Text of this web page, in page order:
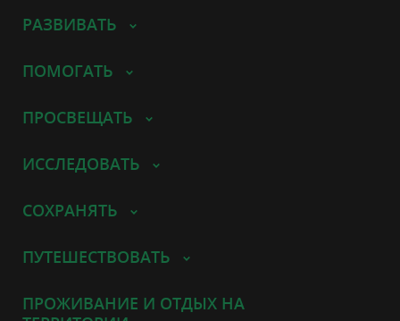
РАЗВИВАТЬ
ПОМОГАТЬ
ПРОСВЕЩАТЬ
ИССЛЕДОВАТЬ
СОХРАНЯТЬ
ПУТЕШЕСТВОВАТЬ
ПРОЖИВАНИЕ И ОТДЫХ НА